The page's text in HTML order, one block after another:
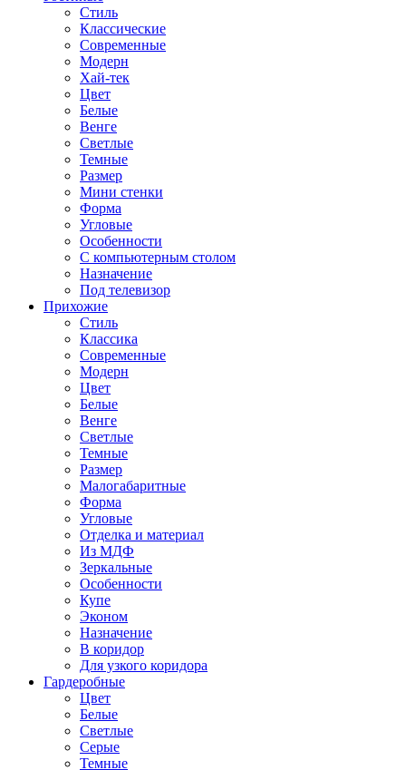
Стиль
Классические
Современные
Модерн
Хай-тек
Цвет
Белые
Венге
Светлые
Темные
Размер
Мини стенки
Форма
Угловые
Особенности
С компьютерным столом
Назначение
Под телевизор
Прихожие
Стиль
Классика
Современные
Модерн
Цвет
Белые
Венге
Светлые
Темные
Размер
Малогабаритные
Форма
Угловые
Отделка и материал
Из МДФ
Зеркальные
Особенности
Купе
Эконом
Назначение
В коридор
Для узкого коридора
Гардеробные
Цвет
Белые
Светлые
Серые
Темные